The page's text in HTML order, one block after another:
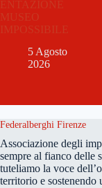
ENTAZIONE
MUSEO
IMPOSSIBILE
5 Agosto
2026
Federalberghi Firenze
Associazione degli
sempre al fianco delle
tuteliamo la voce
territorio e sostenendo